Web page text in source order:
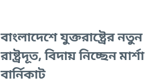
বাংলাদেশে যুক্তরাষ্ট্রের নতুন
রাষ্ট্রদূত, বিদায় নিচ্ছেন মার্শা
বার্নিকাট